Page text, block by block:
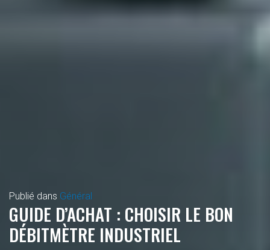
Publié dans Général
GUIDE D’ACHAT : CHOISIR LE BON
DÉBITMÈTRE INDUSTRIEL